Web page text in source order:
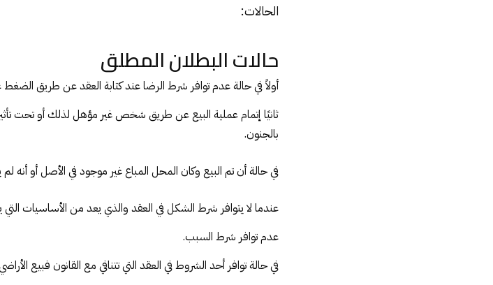
الحالات:
حالات البطلان المطلق
أولاً في حالة عدم توافر شرط الرضا عند كتابة العقد عن طريق
ثانيًا إتمام عملية البيع عن طريق شخص غير مؤهل لذلك أو تحت
بالجنون.
في حالة أن تم البيع وكان المحل المباع غير موجود في الأصل أو أنه لم
عندما لا يتوافر شرط الشكل في العقد والذي يعد من الأساسيات التي
عدم توافر شرط السبب.
في حالة توافر أحد الشروط في العقد التي تتنافي مع القانون فبيع